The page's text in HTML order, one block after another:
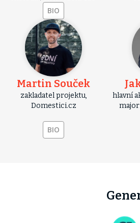
BIO
Martin Souček
zakladatel projektu,
Domestici.cz
BIO
hlavní